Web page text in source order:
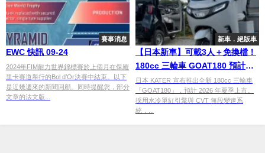
賽事消息
EWC 快訊 09-24
2024年FIM耐力世界錦標賽於上個月在保羅
里卡賽道舉行的Bol d’Or決賽中結束。以下
是近幾週來的新聞回顧。同時提醒您，部分
文章的法文版...
新車．絕版車
【日本新車】可載3人＋免換檔！
180cc 三輪車 GOAT180 預計
2026 夏季開賣 普通駕照即可駕
駛
日本 KATER 宣布推出全新 180cc 三輪車
「GOAT180」，預計 2026 年夏季上市。
採用水冷單缸引擎與 CVT 無段變速系
統，...